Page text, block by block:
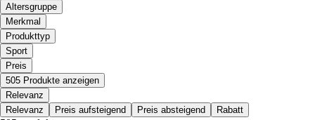
Altersgruppe
Merkmal
Produkttyp
Sport
Preis
505 Produkte anzeigen
Relevanz
Relevanz
Preis aufsteigend Preis absteigend Rabatt